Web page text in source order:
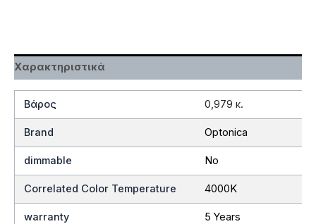
Χαρακτηριστικά
Βάρος 0,979 κ.
Brand Optonica
dimmable No
Correlated Color Temperature 4000K
warranty 5 Years